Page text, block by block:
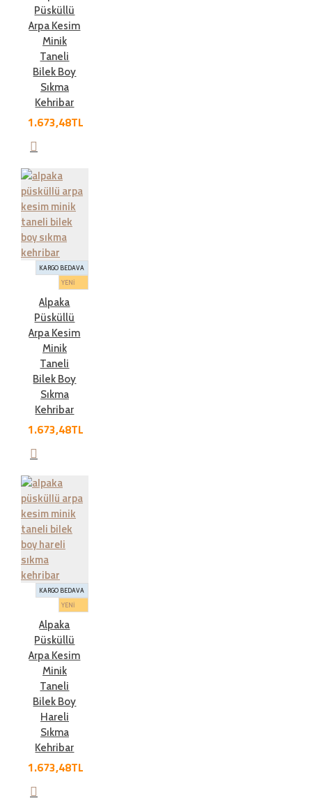
Püsküllü
Arpa Kesim
Minik
Taneli
Bilek Boy
Sıkma
Kehribar
1.673,48TL
KARGO BEDAVA
YENİ
Alpaka
Püsküllü
Arpa Kesim
Minik
Taneli
Bilek Boy
Sıkma
Kehribar
1.673,48TL
KARGO BEDAVA
YENİ
Alpaka
Püsküllü
Arpa Kesim
Minik
Taneli
Bilek Boy
Hareli
Sıkma
Kehribar
1.673,48TL